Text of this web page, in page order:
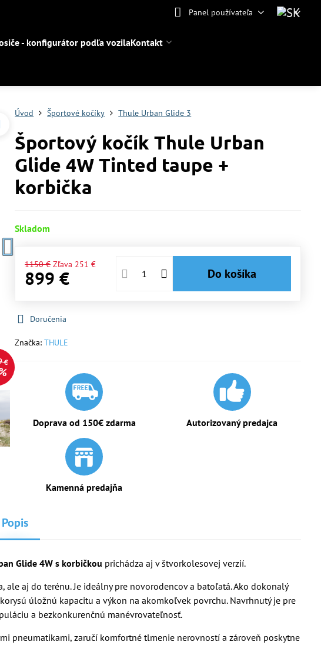
Panel používateľa
- konfigurátor podľa vozilaKontakt
€
Úvod Športové kočíky Thule Urban Glide 3
Športový kočík Thule Urban
Glide 4W Tinted taupe +
korbička
Skladom
1150 € Zľava 251 €
899 € Do košíka
Doručenia
Značka:THULE
Doprava od 150€ zdarma Autorizovaný predajca
Kamenná predajňa
Popis
Glide 4W s korbičkou prichádza aj v štvorkolesovej verzií.
aj do terénu. Je ideálny pre novorodencov a batoľatá. Ako dokonalý
úložnú kapacitu a výkon na akomkoľvek povrchu. Navrhnutý je pre
a bezkonkurenčnú manévrovateľnosť.
pneumatikami, zaručí komfortné tlmenie nerovností a zároveň poskytne